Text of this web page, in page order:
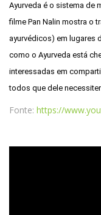
Ayurveda é o sistema de
filme Pan Nalin mostra o
ayurvédicos) em lugares
como o Ayurveda está
interessadas em
todos que dele
Fonte: https://